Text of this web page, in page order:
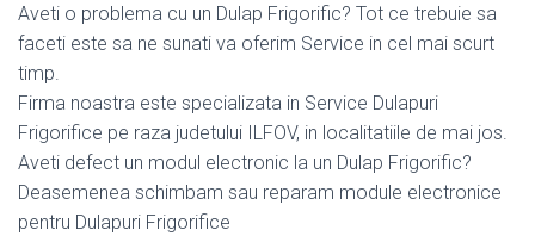
Aveti o problema cu un Dulap Frigorific? Tot ce trebuie sa
faceti este sa ne sunati va oferim Service in cel mai scurt
timp.
Firma noastra este specializata in Service Dulapuri
Frigorifice pe raza judetului ILFOV, in localitatiile de mai jos.
Aveti defect un modul electronic la un Dulap Frigorific?
Deasemenea schimbam sau reparam module electronice
pentru Dulapuri Frigorifice